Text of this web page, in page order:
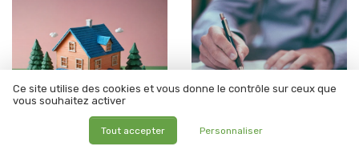
Ce site utilise des cookies et vous donne le contrôle sur ceux que
vous souhaitez activer
Tout accepter Personnaliser